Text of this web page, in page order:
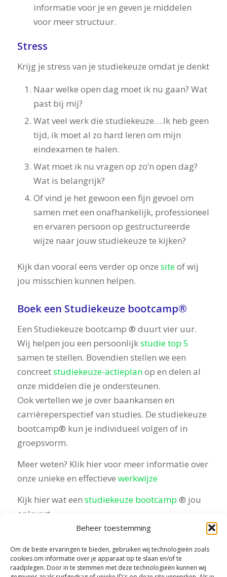
Beheer toestemming
Om de beste ervaringen te bieden, gebruiken wij technologieën zoals
cookies om informatie over je apparaat op te slaan en/of te
raadplegen. Door in te stemmen met deze technologieën kunnen wij
informatie voor je en geven je middelen
voor meer structuur.
Stress
Krijg je stress van je studiekeuze omdat je denkt
Naar welke open dag moet ik nu gaan? Wat
past bij mij?
Wat veel werk die studiekeuze….Ik heb geen
tijd, ik moet al zo hard leren om mijn
eindexamen te halen.
Wat moet ik nu vragen op zo’n open dag?
Wat is belangrijk?
Of vind je het gewoon een fijn gevoel om
samen met een onafhankelijk, professioneel
en ervaren persoon op gestructureerde
wijze naar jouw studiekeuze te kijken?
Kijk dan vooral eens verder op onze siteof wij
jou misschien kunnen helpen.
Boek een Studiekeuze bootcamp®
Een Studiekeuze bootcamp ® duurt vier uur.
Wij helpen jou een persoonlijkstudie top 5
samen te stellen. Bovendien stellen we een
concreetstudiekeuze-actieplanop en delen al
onze middelen die je ondersteunen.
Ook vertellen we je over baankansen en
carrièreperspectief van studies. De studiekeuze
bootcamp® kun je individueel volgen of in
groepsvorm.
Meer weten? Klik hier voor meer informatie over
onze unieke en effectieve werkwijze
Kijk hier wat een studiekeuze bootcamp ® jou
oplevert
Benieuwd geworden? Er zijn 21 studiekeuze
adviseurs, er is er dust vast ook één dicht bij jou
in debuurt.